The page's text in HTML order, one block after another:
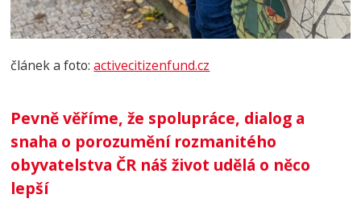
článek a foto:activecitizenfund.cz
Pevně věříme, že spolupráce, dialog a
snaha o porozumění rozmanitého
obyvatelstva ČR náš život udělá o něco
lepší